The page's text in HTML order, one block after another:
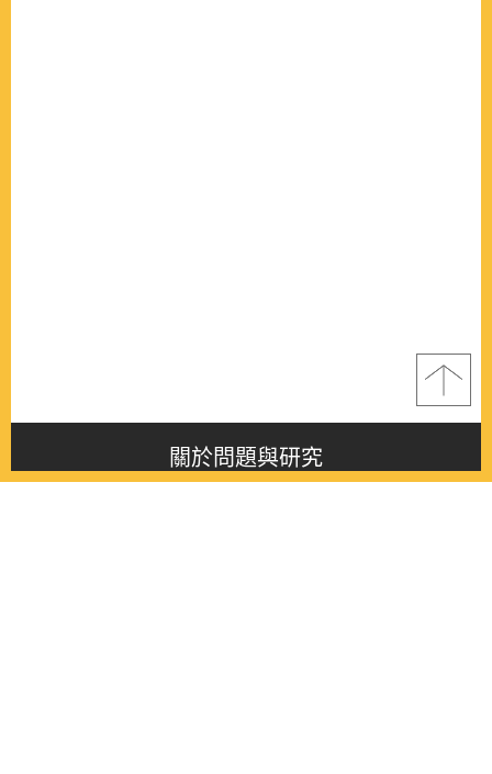
關於問題與研究
About this journal